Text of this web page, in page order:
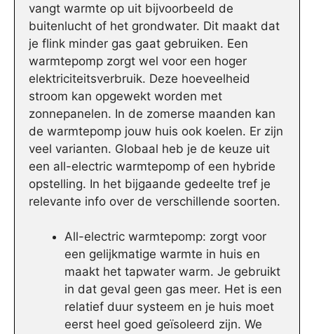
vangt warmte op uit bijvoorbeeld de
buitenlucht of het grondwater. Dit maakt dat
je flink minder gas gaat gebruiken. Een
warmtepomp zorgt wel voor een hoger
elektriciteitsverbruik. Deze hoeveelheid
stroom kan opgewekt worden met
zonnepanelen. In de zomerse maanden kan
de warmtepomp jouw huis ook koelen. Er zijn
veel varianten. Globaal heb je de keuze uit
een all-electric warmtepomp of een hybride
opstelling. In het bijgaande gedeelte tref je
relevante info over de verschillende soorten.
All-electric warmtepomp: zorgt voor
een gelijkmatige warmte in huis en
maakt het tapwater warm. Je gebruikt
in dat geval geen gas meer. Het is een
relatief duur systeem en je huis moet
eerst heel goed geïsoleerd zijn. We